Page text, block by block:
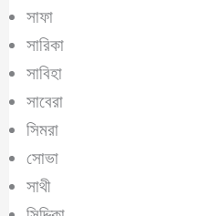
সাফা
সারিকা
সাবিহা
সাবেরা
সিমরা
সোভা
সাথী